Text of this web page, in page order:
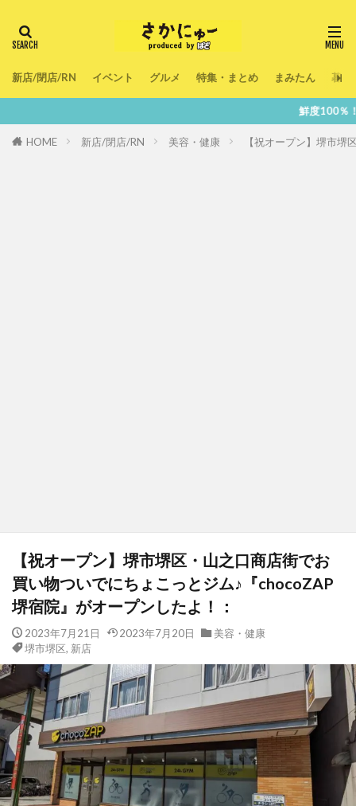
新店/閉店/RN イベント グルメ 特集・まとめ まみたん 暮ら
鮮度100％！堺・南大阪の『
HOME 新店/閉店/RN 美容・健康 【祝オープン】堺市
【祝オープン】堺市堺区・山之口商店街でお
買い物ついでにちょこっとジム♪『chocoZAP
堺宿院』がオープンしたよ！：
2023年7月21日 2023年7月20日
美容・健康
堺市堺区, 新店